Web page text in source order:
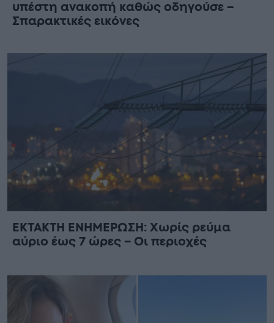
υπέστη ανακοπή καθώς οδηγούσε –
Σπαρακτικές εικόνες
ΕΚΤΑΚΤΗ ΕΝΗΜΕΡΩΣΗ: Χωρίς ρεύμα
αύριο έως 7 ώρες – Οι περιοχές